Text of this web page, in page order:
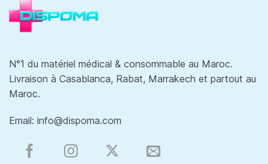
N°1 du matériel médical & consommable au Maroc.
Livraison à Casablanca, Rabat, Marrakech et partout au
Maroc.
Email: info@dispoma.com